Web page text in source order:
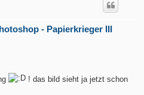
- Papierkrieger III
! das bild sieht ja jetzt schon